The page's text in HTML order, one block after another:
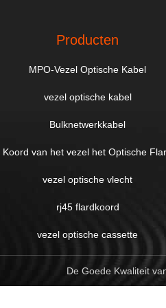
Producten
MPO-Vezel Optische Kabel
vezel optische kabel
Bulknetwerkkabel
Koord van het vezel het Optische
vezel optische vlecht
rj45 flardkoord
vezel optische cassette
De Goede Kwaliteit